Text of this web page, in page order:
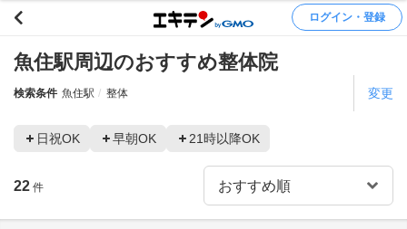
ログイン・登録
魚住駅周辺のおすすめ整体院
検索条件 魚住駅 整体 変更
日祝OK 早朝OK 21時以降OK
22 件